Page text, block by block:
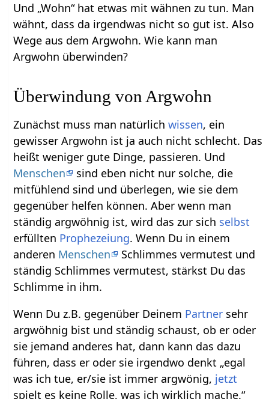
Und „Wohn“ hat etwas mit wähnen zu tun. Man
wähnt, dass da irgendwas nicht so gut ist. Also
Wege aus dem Argwohn. Wie kann man
Argwohn überwinden?
Überwindung von Argwohn
Zunächst muss man natürlichwissen, ein
gewisser Argwohn ist ja auch nicht schlecht. Das
heißt weniger gute Dinge, passieren. Und
Menschen
sind eben nicht nur solche, die
mitfühlend sind und überlegen, wie sie dem
gegenüber helfen können. Aber wenn man
ständig argwöhnig ist, wird das zur sich selbst
erfüllten Prophezeiung. Wenn Du in einem
anderen Menschen
Schlimmes vermutest und
ständig Schlimmes vermutest, stärkst Du das
Schlimme in ihm.
Wenn Du z.B. gegenüber Deinem Partner sehr
argwöhnig bist und ständig schaust, ob er oder
sie jemand anderes hat, dann kann das dazu
führen, dass er oder sie irgendwo denkt „egal
was ich tue, er/sie ist immer argwönig, jetzt
spielt es keine Rolle, was ich wirklich mache.“